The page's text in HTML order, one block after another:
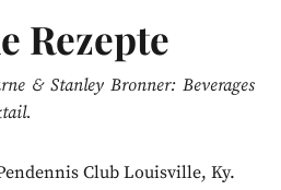
Rezepte
& Stanley Bronner: Beverages
Club Louisville, Ky.